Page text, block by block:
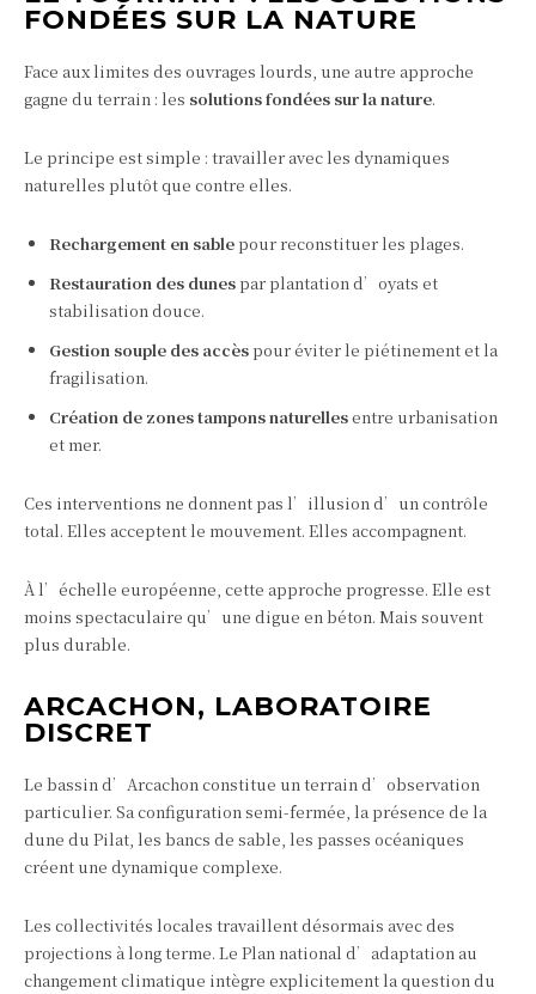
FONDÉES SUR LA NATURE
Face aux limites des ouvrages lourds, une autre approche
gagne du terrain : les solutions fondées sur la nature.
Le principe est simple : travailler avec les dynamiques
naturelles plutôt que contre elles.
Rechargement en sablepour reconstituer les plages.
Restauration des dunespar plantation d’oyats et
stabilisation douce.
Gestion souple des accèspour éviter le piétinement et la
fragilisation.
Création de zones tampons naturellesentre urbanisation
et mer.
Ces interventions ne donnent pas l’illusion d’un contrôle
total. Elles acceptent le mouvement. Elles accompagnent.
À l’échelle européenne, cette approche progresse. Elle est
moins spectaculaire qu’une digue en béton. Mais souvent
plus durable.
ARCACHON, LABORATOIRE
DISCRET
Le bassin d’Arcachon constitue un terrain d’observation
particulier. Sa configuration semi-fermée, la présence de la
dune du Pilat, les bancs de sable, les passes océaniques
créent une dynamique complexe.
Les collectivités locales travaillent désormais avec des
projections à long terme. Le Plan national d’adaptation au
changement climatique intègre explicitement la question du